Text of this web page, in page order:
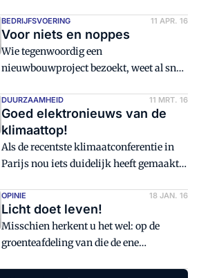
ben. Misschien ook wel omdat
ondernemen om zoveel zaken draait -
het leven in een notendop.
BEDRIJFSVOERING 11 APR. 16
Voor niets en noppes
Wie tegenwoordig een
nieuwbouwproject bezoekt, weet al snel
de woningbouw helemaal aan het
maken.
DUURZAAMHEID 11 MRT. 16
Goed elektronieuws van de
klimaattop!
Als de recentste klimaatconferentie in
Parijs nou iets duidelijk heeft gemaakt,
stappen op 'elektrisch'. Willen we met
z'n allen de opwarming van onze
aardbol onder de 2 graden Celsius
houden, dan moeten we -als het even
OPINIE 18 JAN. 16
Licht doet leven!
Misschien herkent u het wel: op de
groenteafdeling van die de ene